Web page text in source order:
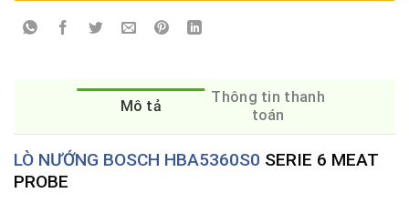
Mô tả
Thông tin thanh
toán
LÒ NƯỚNG BOSCH HBA5360S0 SERIE 6 MEAT
PROBE